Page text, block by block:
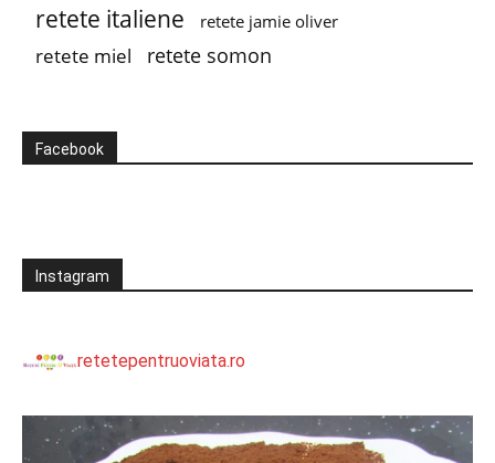
retete italiene retete jamie oliver
retete miel retete somon
Facebook
Instagram
retetepentruoviata.ro